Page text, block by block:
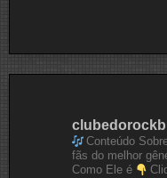
Conteúdo
fãs do melhor
Como Ele é